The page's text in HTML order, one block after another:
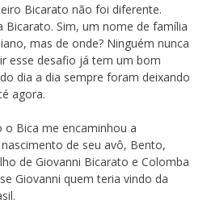
Bicarato não foi diferente.
Bicarato. Sim, um nome de família
mas de onde? Ninguém nunca
esse desafio já tem um bom
dia a dia sempre foram deixando
agora.
Bica me encaminhou a
de seu avô, Bento,
de Giovanni Bicarato e Colomba
Giovanni quem teria vindo da